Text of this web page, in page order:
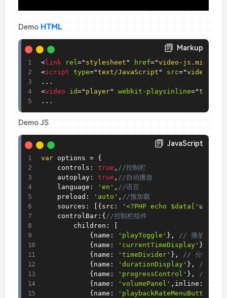
Demo HTML
Markup
<link rel=" stylesheet " href="video-js.min.CSS
<script type="text/JavaScript " src="video-
<video id=" player" webkit-playsinline="true
...
Demo JS
JavaScript
var options = {
    controls
: true , //控制栏
    autoplay
: true , //自动播放
    language
: 'en' , //语言
    preload
: 'auto' , //预加载
    sources
: { src : '<?PHP echo $data[' url
    controlBar
: { //控制栏组件
        children
:
{ name : 'playToggle' } ,
// 播放按钮
{ name : 'currentTimeDisplay' }
{ name : 'timeDivider' } ,
// 分隔符
{ name : 'durationDisplay' } ,
// 总时
{ name : 'progressControl' } ,
// 播放
{ name : 'volumePanel' , inline :
{ name : 'playbackRateMenuButton'